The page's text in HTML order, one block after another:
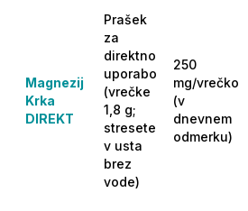
Magnezij
Krka
DIREKT
Prašek
za
direktno
uporabo
(vrečke
1,8 g;
stresete
v usta
brez
vode)
250
mg/vrečko
(v
dnevnem
odmerku)